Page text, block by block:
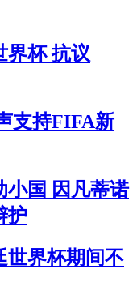
界杯 抗议
支持FIFA新
小国 因凡蒂诺
护
世界杯期间不